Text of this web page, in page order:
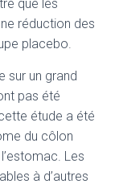
que les
réduction des
placebo.
sur un grand
pas été
étude a été
du côlon
Les
à d’autres